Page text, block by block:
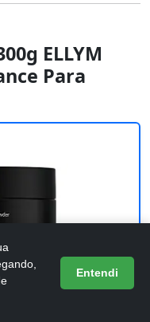
ELLYM
Para
Entendi